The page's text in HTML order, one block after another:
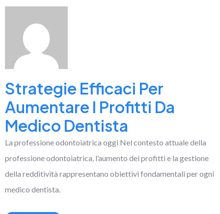
Strategie Efficaci Per
Aumentare I Profitti Da
Medico Dentista
La professione odontoiatrica oggi Nel contesto attuale della
professione odontoiatrica, l’aumento dei profitti e la gestione
della redditività rappresentano obiettivi fondamentali per ogni
medico dentista.